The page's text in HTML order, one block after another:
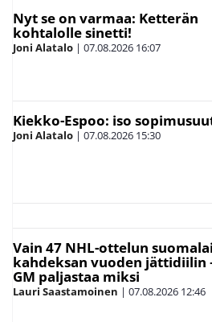
Nyt se on varmaa: Ketterän
kohtalolle sinetti!
Joni Alatalo | 07.08.2026 16:07
Kiekko-Espoo: iso
Joni Alatalo | 07.08.2026 15:30
Vain 47 NHL-ottelun
kahdeksan vuoden jättidiilin
GM paljastaa miksi
Lauri Saastamoinen | 07.08.2026 12:46